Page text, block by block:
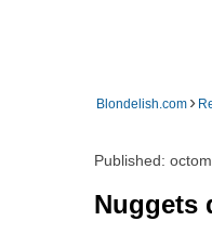
Blondelish.com ›
Published:
Nuggets